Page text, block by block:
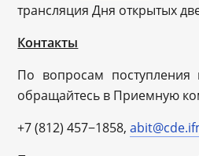
трансляция Дня открытых
Контакты
По вопросам
обращайтесь в Приемную
+7 (812) 457−1858,